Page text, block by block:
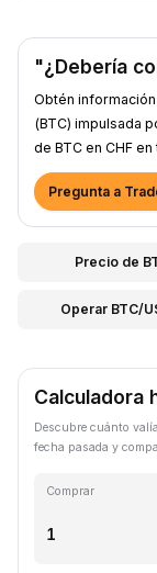
"¿Debería
Obtén
(BTC) impulsada
de BTC en CHF
Pregunta a
Precio de
Operar BTC/
Calculadora
Descubre cuánto
fecha pasada y
Comprar